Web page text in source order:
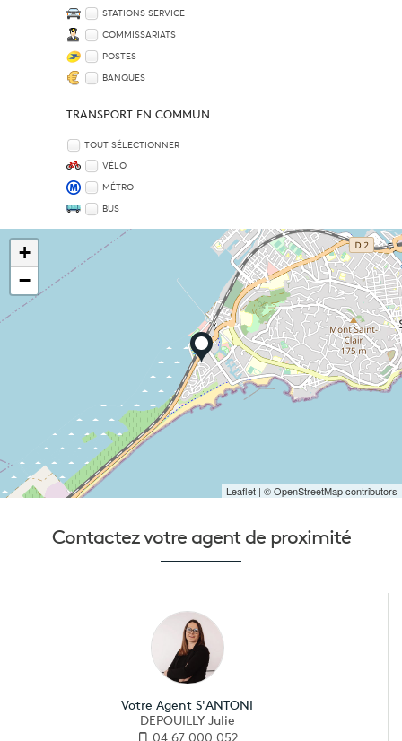
STATIONS SERVICE
COMMISSARIATS
POSTES
BANQUES
TRANSPORT EN COMMUN
TOUT SÉLECTIONNER
VÉLO
MÉTRO
BUS
+
−
Leaflet | © OpenStreetMap contributors
Contactez votre agent de proximité
Votre Agent S'ANTONI
DEPOUILLY Julie
04 67 000 052